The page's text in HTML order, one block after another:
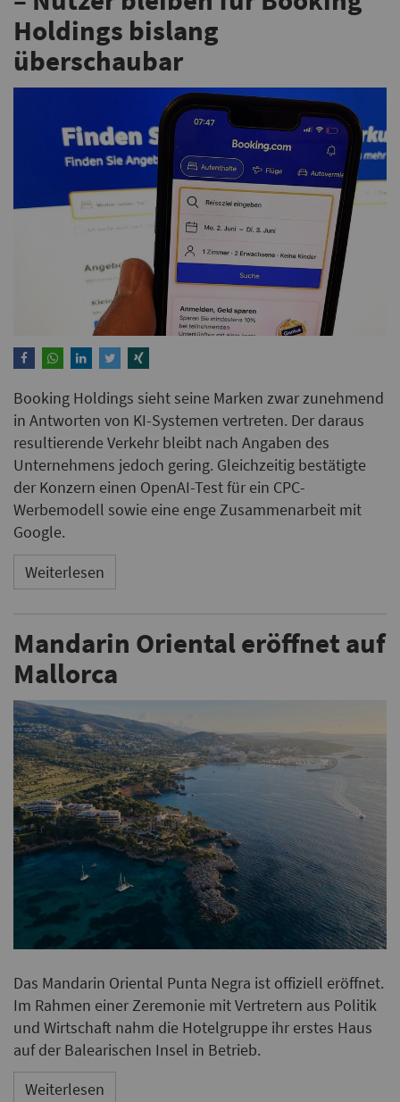
Holdings bislang
überschaubar
Booking Holdings sieht seine Marken zwar zunehmend
in Antworten von KI-Systemen vertreten. Der daraus
resultierende Verkehr bleibt nach Angaben des
Unternehmens jedoch gering. Gleichzeitig bestätigte
der Konzern einen OpenAI-Test für ein CPC-
Werbemodell sowie eine enge Zusammenarbeit mit
Google.
Weiterlesen
Mandarin Oriental eröffnet auf
Mallorca
Das Mandarin Oriental Punta Negra ist offiziell eröffnet.
Im Rahmen einer Zeremonie mit Vertretern aus Politik
und Wirtschaft nahm die Hotelgruppe ihr erstes Haus
auf der Balearischen Insel in Betrieb.
Weiterlesen